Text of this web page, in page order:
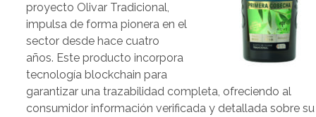
proyecto Olivar Tradicional,
impulsa de forma pionera en el
sector desde hace cuatro
años. Este producto incorpora
tecnología blockchain para
garantizar una trazabilidad completa, ofreciendo al
consumidor información verificada y detallada sobre su